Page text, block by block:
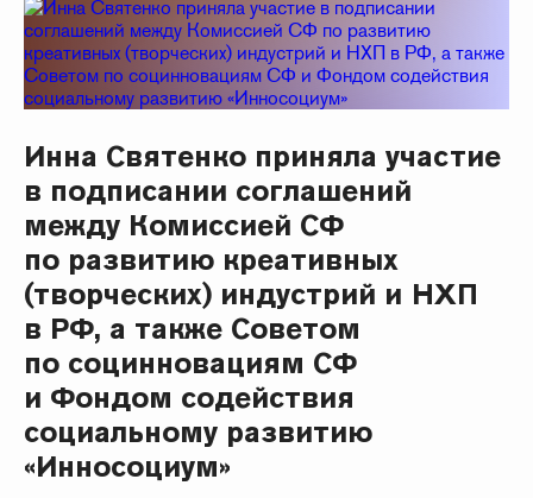
Инна Святенко приняла участие
в подписании соглашений
между Комиссией СФ
по развитию креативных
(творческих) индустрий и НХП
в РФ, а также Советом
по социнновациям СФ
и Фондом содействия
социальному развитию
«Инносоциум»